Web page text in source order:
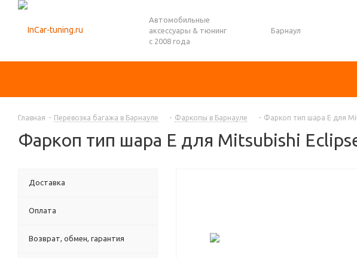
Автомобильные
аксессуары & тюнинг
с 2008 года
Барнаул
Главная - Перевозка багажа в Барнауле - Фаркопы в Барнауле - Фаркоп тип шара E для
Фаркоп тип шара E для Mitsubishi
Доставка
Оплата
Возврат, обмен, гарантия